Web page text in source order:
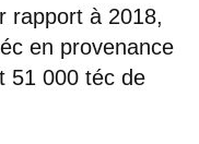
rapport à 2018,
en provenance
51 000 téc de